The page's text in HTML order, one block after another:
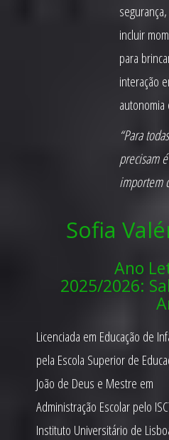
incluir
para
interação
“Para
precisam
importem
Sofia
Ano
2025/2026:
Licenciada em Educação de
pela Escola Superior de
João de Deus e Mestre em
Administração Escolar pelo
Instituto Universitário de